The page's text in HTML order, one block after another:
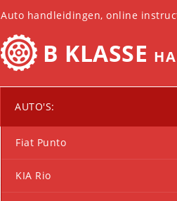
Auto handleidingen, online
B KLASSE
AUTO'S:
Fiat Punto
KIA Rio